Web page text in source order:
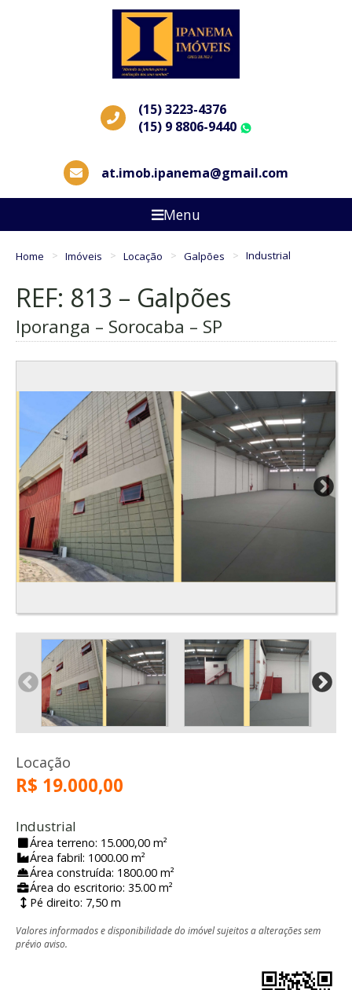
(15) 3223-4376
(15) 9 8806-9440
at.imob.ipanema@gmail.com
Menu
Home Imóveis Locação Galpões Industrial
REF: 813 – Galpões
Iporanga – Sorocaba – SP
Locação
R$ 19.000,00
Industrial
Área terreno: 15.000,00 m²
Área fabril: 1000.00 m²
Área construída: 1800.00 m²
Área do escritorio: 35.00 m²
Pé direito: 7,50 m
Valores informados e disponibilidade do imóvel sujeitos a alterações sem
prévio aviso.